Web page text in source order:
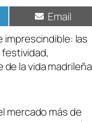
Email
imprescindible: las
la vida madrileña
mercado más de